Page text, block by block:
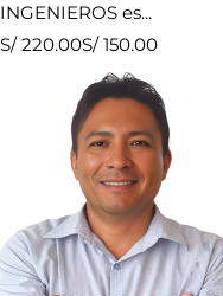
INGENIEROS es...
S/ 220.00S/ 150.00